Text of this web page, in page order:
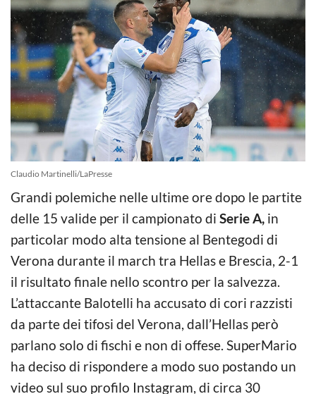
Claudio Martinelli/LaPresse
Grandi polemiche nelle ultime ore dopo le partite
delle 15 valide per il campionato di Serie A, in
particolar modo alta tensione al Bentegodi di
Verona durante il march tra Hellas e Brescia, 2-1
il risultato finale nello scontro per la salvezza.
L’attaccante Balotelli ha accusato di cori razzisti
da parte dei tifosi del Verona, dall’Hellas però
parlano solo di fischi e non di offese. SuperMario
ha deciso di rispondere a modo suo postando un
video sul suo profilo Instagram, di circa 30